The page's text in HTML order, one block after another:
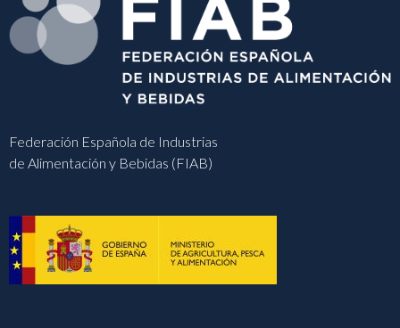
Federación Española de Industrias
de Alimentación y Bebidas (FIAB)